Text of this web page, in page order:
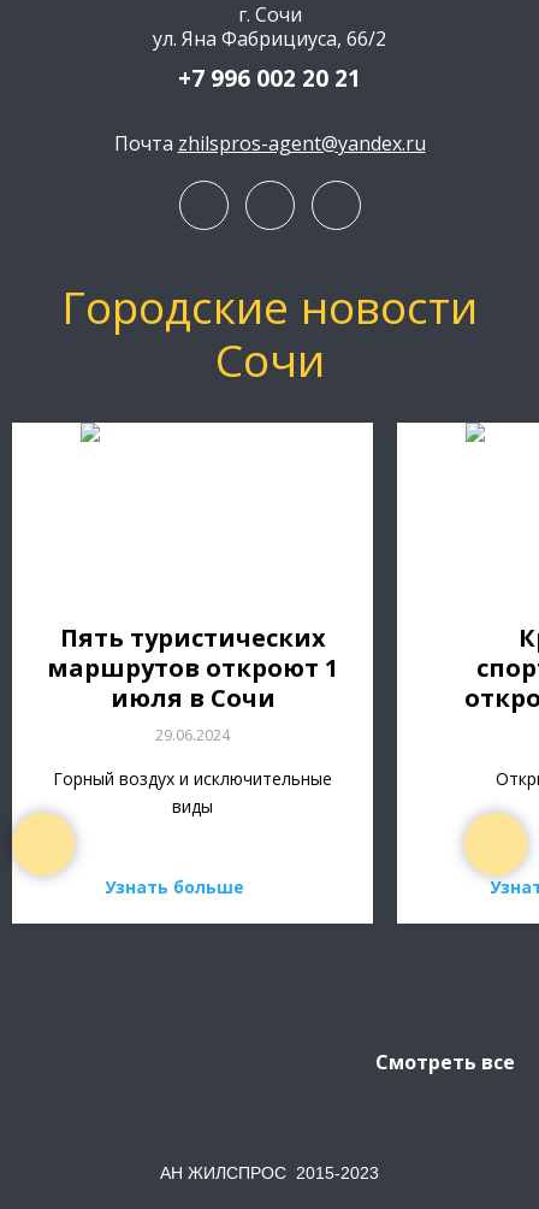
г. Сочи
ул. Яна Фабрициуса, 66/2
+7 996 002 20 21
Почта zhilspros-agent@yandex.ru
Городские новости
Сочи
Пять туристических
маршрутов откроют 1
июля в Сочи
29.06.2024
Горный воздух и исключительные
виды
Узнать больше
Смотреть все
АН ЖИЛСПРОС 2015-2023